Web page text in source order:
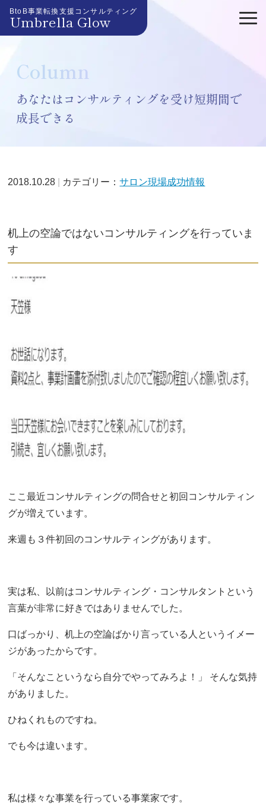
BtoB事業転換支援コンサルティング
Umbrella Glow
Column
あなたはコンサルティングを受け短期間で
成長できる
2018.10.28 カテゴリー：サロン現場成功情報
机上の空論ではないコンサルティングを行っていま
す
ここ最近コンサルティングの問合せと初回コンサルティン
グが増えています。
来週も３件初回のコンサルティングがあります。
実は私、以前はコンサルティング・コンサルタントという
言葉が非常に好きではありませんでした。
口ばっかり、机上の空論ばかり言っている人というイメー
ジがあったからです。
「そんなこというなら自分でやってみろよ！」 そんな気持
がありました。
ひねくれものですね。
でも今は違います。
私は様々な事業を行っている事業家です。